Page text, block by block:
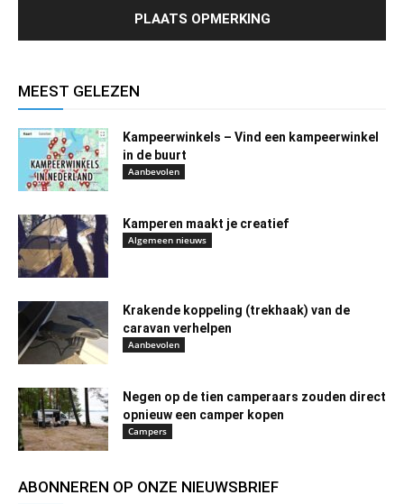
MEEST GELEZEN
Kampeerwinkels – Vind een kampeerwinkel
in de buurt
Aanbevolen
Kamperen maakt je creatief
Algemeen nieuws
Krakende koppeling (trekhaak) van de
caravan verhelpen
Aanbevolen
Negen op de tien camperaars zouden direct
opnieuw een camper kopen
Campers
ABONNEREN OP ONZE NIEUWSBRIEF